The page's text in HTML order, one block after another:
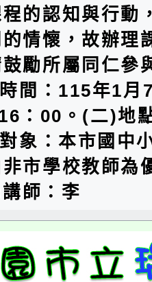
的認知與行動
情懷，故辦理
勵所屬同仁參
間：115年1月
：00。(二)地
象：本市國中
市學校教師為
師：李